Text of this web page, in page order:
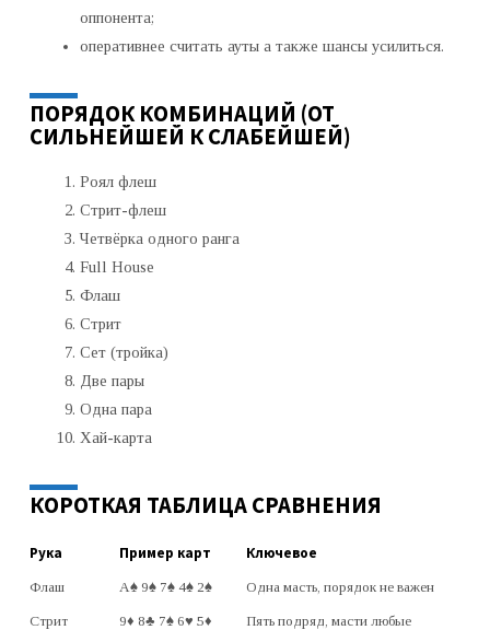
оппонента;
оперативнее считать ауты а также шансы усилиться.
ПОРЯДОК КОМБИНАЦИЙ (ОТ
СИЛЬНЕЙШЕЙ К СЛАБЕЙШЕЙ)
Роял флеш
Стрит-флеш
Четвёрка одного ранга
Full House
Флаш
Стрит
Сет (тройка)
Две пары
Одна пара
Хай-карта
КОРОТКАЯ ТАБЛИЦА СРАВНЕНИЯ
Рука Пример карт Ключевое
Флаш A♠ 9♠ 7♠ 4♠ 2♠ Одна масть, порядок не важен
Стрит 9♦ 8♣ 7♠ 6♥ 5♦ Пять подряд, масти любые